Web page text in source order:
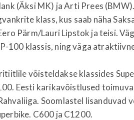
(Äksi MK) ja Arti Prees (BMW).
klass, kus saab näha
Pärm/Lauri Lipstok ja teisi.
100 klassis, ning väga
võisteldakse klassides
Eesti karikavõistlused
Soomlastel lisanduvad
C600 ja C1200.